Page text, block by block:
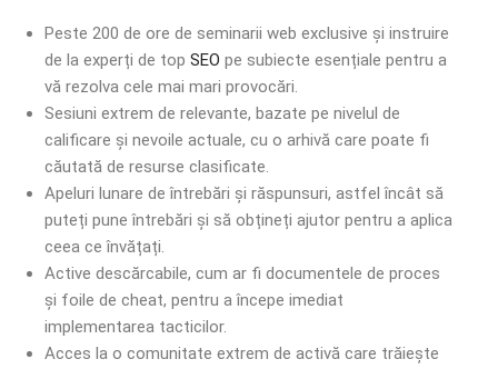
Peste 200 de ore de seminarii web exclusive și instruire
de la experți de top SEO pe subiecte esențiale pentru a
vă rezolva cele mai mari provocări.
Sesiuni extrem de relevante, bazate pe nivelul de
calificare și nevoile actuale, cu o arhivă care poate fi
căutată de resurse clasificate.
Apeluri lunare de întrebări și răspunsuri, astfel încât să
puteți pune întrebări și să obțineți ajutor pentru a aplica
ceea ce învățați.
Active descărcabile, cum ar fi documentele de proces
și foile de cheat, pentru a începe imediat
implementarea tacticilor.
Acces la o comunitate extrem de activă care trăiește